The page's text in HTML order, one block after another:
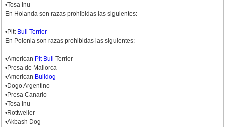
•Tosa Inu
En Holanda son razas prohibidas las siguientes:
•Pitt Bull Terrier
En Polonia son razas prohibidas las siguientes:
•American Pit Bull
Terrier
•Presa de Mallorca
•American Bulldog
•Dogo Argentino
•Presa Canario
•Tosa Inu
•Rottweiler
•Akbash Dog